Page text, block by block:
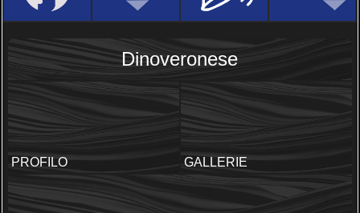
Dinoveronese
PROFILO GALLERIE